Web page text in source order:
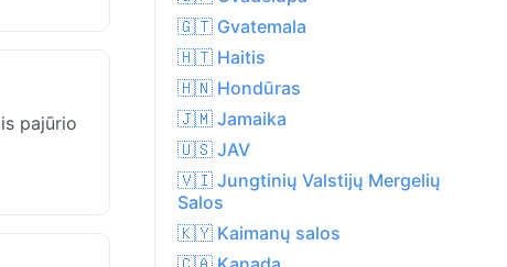
pajūrio
🇬🇹 Gvatemala
🇭🇹 Haitis
🇭🇳 Hondūras
🇯🇲 Jamaika
🇺🇸 JAV
🇻🇮 Jungtinių Valstijų Mergelių
Salos
🇰🇾 Kaimanų salos